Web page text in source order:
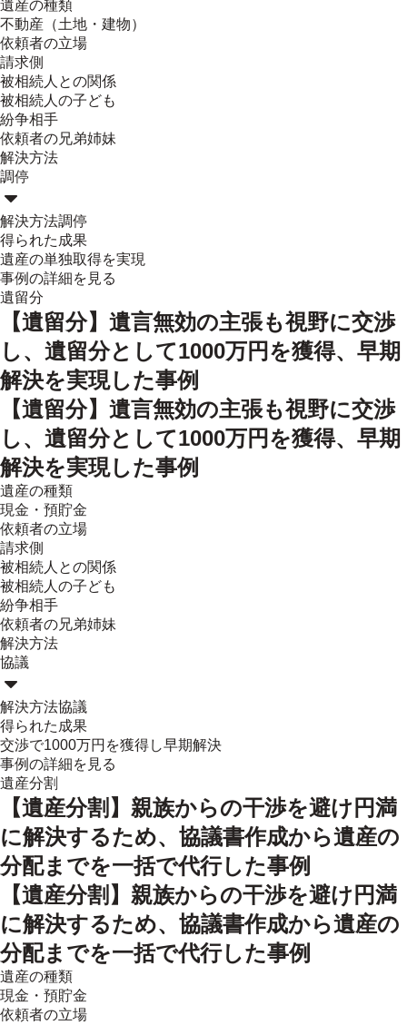
遺産の種類
不動産（土地・建物）
依頼者の立場
請求側
被相続人との関係
被相続人の子ども
紛争相手
依頼者の兄弟姉妹
解決方法
調停
解決方法調停
得られた成果
遺産の単独取得を実現
事例の詳細を見る
遺留分
【遺留分】遺言無効の主張も視野に交渉
し、遺留分として1000万円を獲得、早期
解決を実現した事例
【遺留分】遺言無効の主張も視野に交渉
し、遺留分として1000万円を獲得、早期
解決を実現した事例
遺産の種類
現金・預貯金
依頼者の立場
請求側
被相続人との関係
被相続人の子ども
紛争相手
依頼者の兄弟姉妹
解決方法
協議
解決方法協議
得られた成果
交渉で1000万円を獲得し早期解決
事例の詳細を見る
遺産分割
【遺産分割】親族からの干渉を避け円満
に解決するため、協議書作成から遺産の
分配までを一括で代行した事例
【遺産分割】親族からの干渉を避け円満
に解決するため、協議書作成から遺産の
分配までを一括で代行した事例
遺産の種類
現金・預貯金
依頼者の立場